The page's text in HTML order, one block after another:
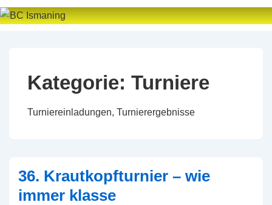
↓
Zum
Kategorie: Turniere
Turniereinladungen, Turnierergebnisse
36. Krautkopfturnier – wie
immer klasse